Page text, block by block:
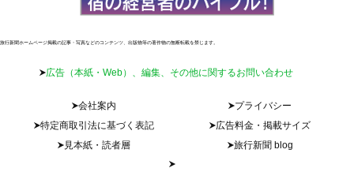
旅行新聞ホームページ掲載の記事・写真などのコンテンツ、出版物等の著作物の無断転載を禁じます。
広告（本紙・Web）、編集、その他に関するお問い合わせ
会社案内
プライバシー
特定商取引法に基づく表記
広告料金・掲載サイズ
見本紙・読者層
旅行新聞 blog